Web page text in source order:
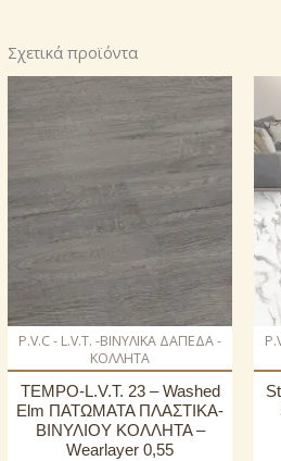
Σχετικά προϊόντα
P.V.C - L.V.T. -ΒΙΝΥΛΙΚΑ ΔΑΠΕΔΑ -
ΚΟΛΛΗΤΑ
TEMPO-L.V.T. 23 – Washed
Elm ΠΑΤΩΜΑΤΑ ΠΛΑΣΤΙΚΑ-
ΒΙΝΥΛΙΟΥ ΚΟΛΛΗΤΑ –
Wearlayer 0,55